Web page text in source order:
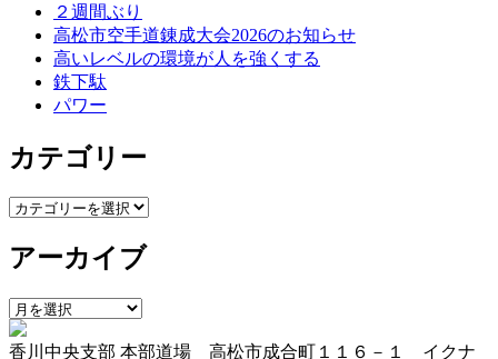
２週間ぶり
高松市空手道錬成大会2026のお知らせ
高いレベルの環境が人を強くする
鉄下駄
パワー
カテゴリー
カ
ゴ
ー
アーカイブ
ア
ー
カ
香川中央支部 本部道場 高松市成合町１１６－１ イクナ